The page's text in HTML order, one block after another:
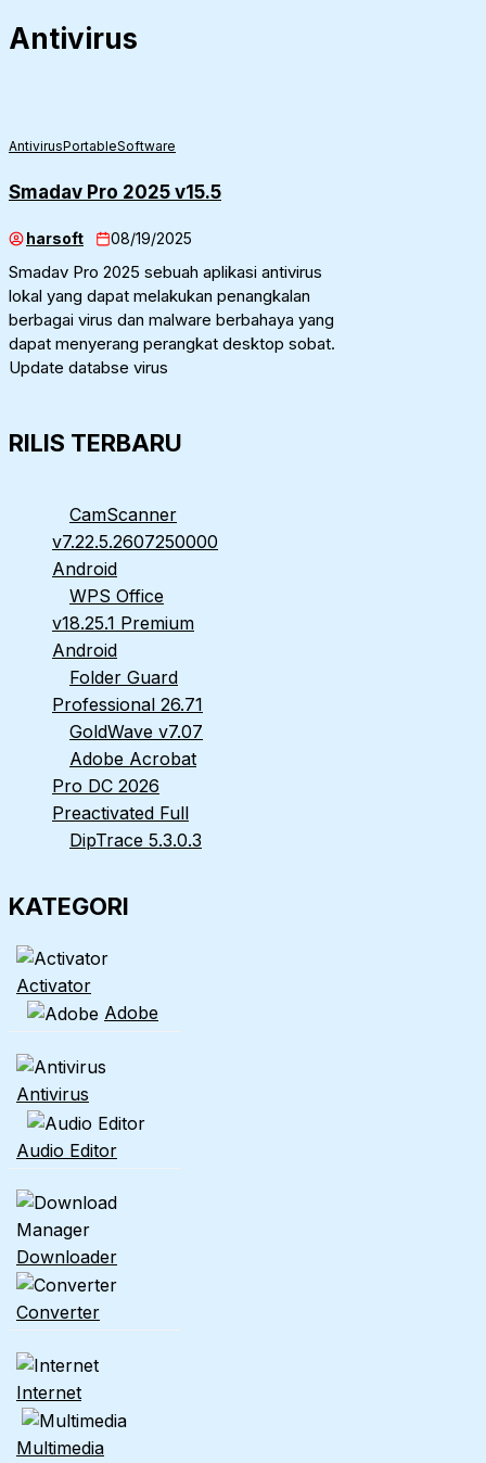
Antivirus
AntivirusPortableSoftware
Smadav Pro 2025 v15.5
harsoft 08/19/2025
Smadav Pro 2025 sebuah aplikasi antivirus
lokal yang dapat melakukan penangkalan
berbagai virus dan malware berbahaya yang
dapat menyerang perangkat desktop sobat.
Update databse virus
RILIS TERBARU
CamScanner
v7.22.5.2607250000
Android
WPS Office
v18.25.1 Premium
Android
Folder Guard
Professional 26.71
GoldWave v7.07
Adobe Acrobat
Pro DC 2026
Preactivated Full
DipTrace 5.3.0.3
KATEGORI
Activator
Adobe
Antivirus
Audio Editor
Downloader
Converter
Internet
Multimedia